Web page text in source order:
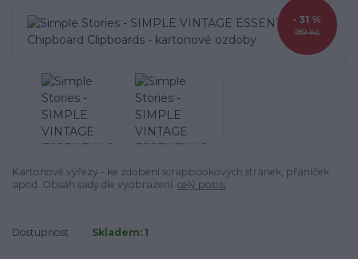
189 Kč
- 31 %
Kartonové výřezy - ke zdobení scrapbookových stránek, přáníček
apod. Obsah sady dle vyobrazení. celý popis
Dostupnost Skladem: 1